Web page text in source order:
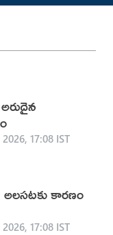
17:08 IST
కారణం
17:08 IST